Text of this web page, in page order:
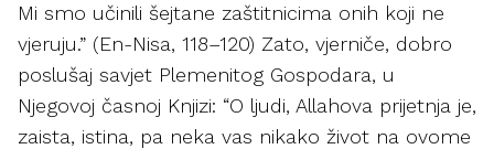
Mi smo učinili šejtane zaštitnicima onih koji ne
vjeruju.” (En-Nisa, 118–120) Zato, vjerniče, dobro
poslušaj savjet Plemenitog Gospodara, u
Njegovoj časnoj Knjizi: “O ljudi, Allahova prijetnja je,
zaista, istina, pa neka vas nikako život na ovome